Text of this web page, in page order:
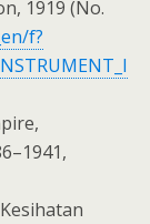
1919 (No.
f?